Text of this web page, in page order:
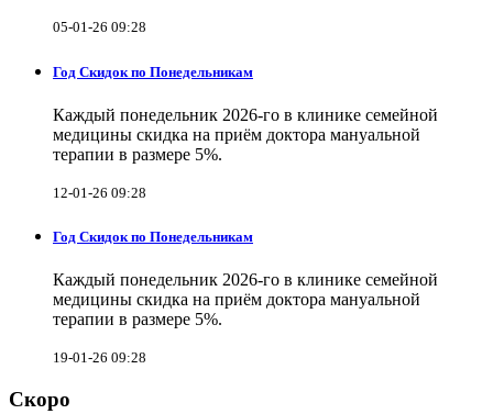
05-01-26 09:28
Год Скидок по Понедельникам
Каждый понедельник 2026-го в клинике семейной
медицины скидка на приём доктора мануальной
терапии в размере 5%.
12-01-26 09:28
Год Скидок по Понедельникам
Каждый понедельник 2026-го в клинике семейной
медицины скидка на приём доктора мануальной
терапии в размере 5%.
19-01-26 09:28
Скоро